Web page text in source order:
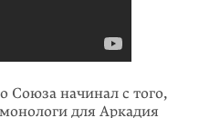
Союза начинал с того,
для Аркадия